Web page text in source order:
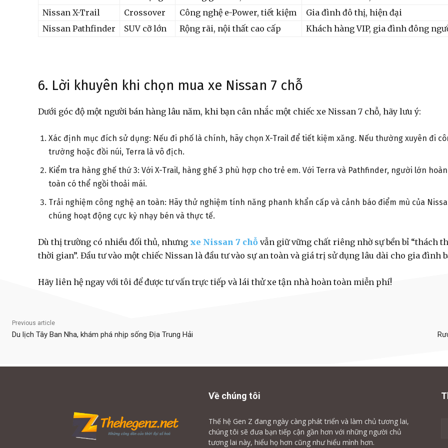
Nissan X-Trail
Crossover Công nghệ e-Power, tiết kiệm
Gia đình đô thị, hiện đại
Nissan Pathfinder
SUV cỡ lớn Rộng rãi, nội thất cao cấp Khách hàng VIP, gia đình đông
6. Lời khuyên khi chọn mua xe Nissan 7 chỗ
Dưới góc độ một người bán hàng lâu năm, khi bạn cân nhắc một chiếc xe Nissan 7 chỗ, hãy lưu ý:
Xác định mục đích sử dụng: Nếu đi phố là chính, hãy chọn X-Trail để tiết kiệm xăng. Nếu thường xuyên đi
trường hoặc đồi núi, Terra là vô địch.
Kiểm tra hàng ghế thứ 3: Với X-Trail, hàng ghế 3 phù hợp cho trẻ em. Với Terra và Pathfinder, người lớn hoàn
toàn có thể ngồi thoải mái.
Trải nghiệm công nghệ an toàn: Hãy thử nghiệm tính năng phanh khẩn cấp và cảnh báo điểm mù của
chúng hoạt động cực kỳ nhạy bén và thực tế.
Dù thị trường có nhiều đối thủ, nhưng xe Nissan 7 chỗ vẫn giữ vững chất riêng nhờ sự bền bỉ “thách
thời gian”. Đầu tư vào một chiếc Nissan là đầu tư vào sự an toàn và giá trị sử dụng lâu dài cho gia đình
Hãy liên hệ ngay với tôi để được tư vấn trực tiếp và lái thử xe tận nhà hoàn toàn miễn phí!
Previous article
Du lịch Tây Ban Nha, khám phá nhịp sống Địa Trung Hải
Về chúng tôi
Thế hệ Gen Z đang ngày càng phát triển và làm chủ tương lai,
chúng tôi sẽ đưa bạn tiếp cận gần hơn với những người chủ
tương lai này, hiểu họ hơn cũng như hiểu mình hơn.